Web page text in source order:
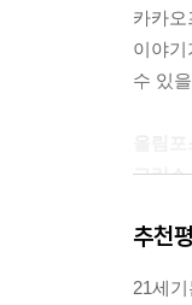
카카
이야
수 있
그리스
제우
플라톤
추천평
21세